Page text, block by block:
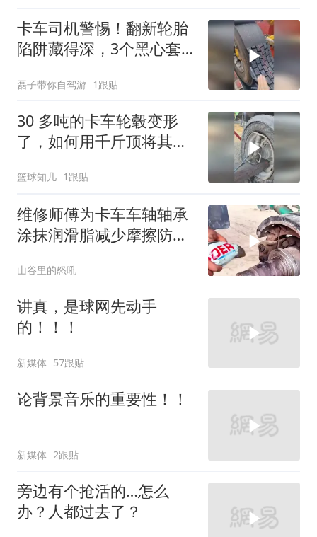
卡车司机警惕！翻新轮胎
陷阱藏得深，3个黑心套
磊子带你自驾游 1跟贴
30 多吨的卡车轮毂变形
了，如何用千斤顶将其完
篮球知几 1跟贴
维修师傅为卡车车轴轴承
涂抹润滑脂减少摩擦防磨
山谷里的怒吼
讲真，是球网先动手
的！！！
新媒体 57跟贴
论背景音乐的重要性！！
新媒体 2跟贴
旁边有个抢活的…怎么
办？人都过去了？